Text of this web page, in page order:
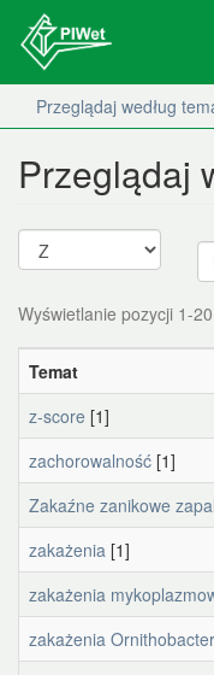
Przeglądaj według
Przeglądaj
Wyświetlanie pozycji 1-
Temat
z-score [1]
zachorowalność [1]
Zakaźne zanikowe
zakażenia [1]
zakażenia
zakażenia